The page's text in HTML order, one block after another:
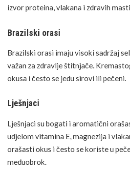
izvor proteina, vlakana i zdravih
Brazilski orasi
Brazilski orasi imaju visoki sadržaj
važan za zdravlje štitnjače.
okusa i često se jedu sirovi ili pečeni.
Lješnjaci
Lješnjaci su bogati i aromatični
udjelom vitamina E, magnezija i
orašasti okus i često se koriste u
međuobrok.